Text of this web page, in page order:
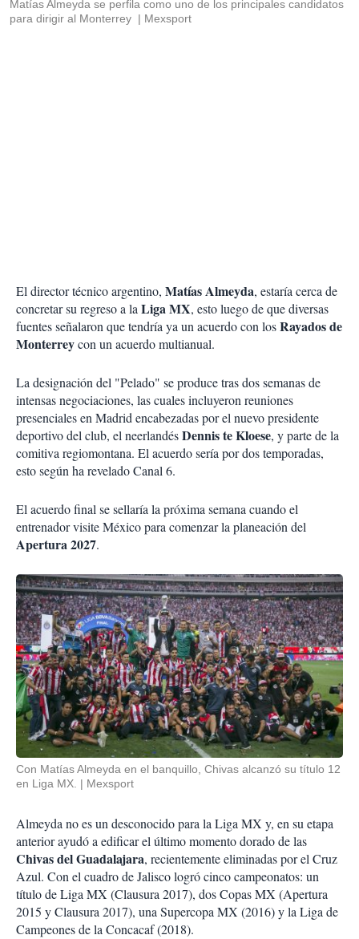
Matías Almeyda se perfila como uno de los principales candidatos
para dirigir al Monterrey
Mexsport
El director técnico argentino, Matías Almeyda, estaría cerca de
concretar su regreso a laLiga MX, esto luego de que diversas
fuentes señalaron que tendría ya un acuerdo con losRayados de
Monterreycon un acuerdo multianual.
La designación del "Pelado" se produce tras dos semanas de
intensas negociaciones, las cuales incluyeron reuniones
presenciales en Madrid encabezadas por el nuevo presidente
deportivo del club, el neerlandésDennis te Kloese, y parte de la
comitiva regiomontana. El acuerdo sería por dos temporadas,
esto según ha revelado Canal 6.
El acuerdo final se sellaría la próxima semana cuando el
entrenador visite México para comenzar la planeación del
Apertura 2027.
Con Matías Almeyda en el banquillo, Chivas alcanzó su título 12
en Liga MX.
Mexsport
Almeyda no es un desconocido para la Liga MX y, en su etapa
anterior ayudó a edificar el último momento dorado de las
Chivas del Guadalajara, recientemente eliminadas por el Cruz
Azul. Con el cuadro de Jalisco logró cinco campeonatos: un
título de Liga MX (Clausura 2017), dos Copas MX (Apertura
2015 y Clausura 2017), una Supercopa MX (2016) y la Liga de
Campeones de la Concacaf (2018).